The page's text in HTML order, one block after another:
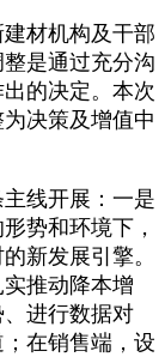
材机构及干部
是通过充分沟
的决定。本次
决策及增值中
线开展：一是
势和环境下，
新发展引擎。
推动降本增
进行数据对
在销售端，设